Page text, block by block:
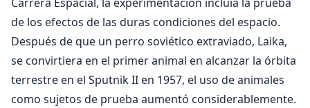
de los efectos de las duras condiciones del espacio.
Después de que un perro soviético extraviado, Laika,
se convirtiera en el primer animal en alcanzar la órbita
terrestre en el Sputnik II en 1957, el uso de animales
como sujetos de prueba aumentó considerablemente.